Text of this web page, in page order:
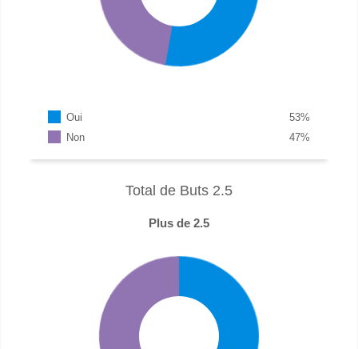
Oui %
53
Non
%
47
Total de Buts 2.5
Plus de 2.5